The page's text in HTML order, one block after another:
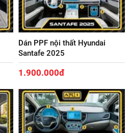
Dán PPF nội thất Hyundai
Santafe 2025
1.900.000đ